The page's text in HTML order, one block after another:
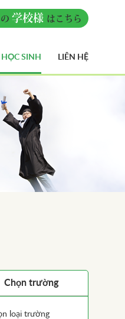
の 学校様 はこちら
HỌC SINH LIÊN HỆ
Chọn trường
loại trường